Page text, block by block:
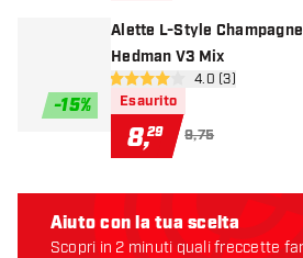
-15%
Alette L-Style
Hedman V3 Mix
apri pannello
4 stelle di valutazione
4.0 (3)
Esaurito
8,29 9,75
Aiuto con la tua scelta
Scopri in 2 minuti quali freccette